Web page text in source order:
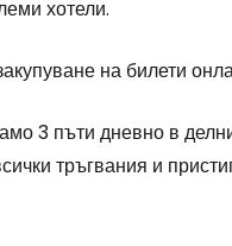
хотели.
на билети
3 пъти дневно в
тръгвания и